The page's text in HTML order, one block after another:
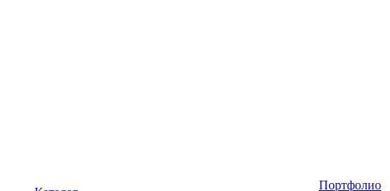
Портфолио